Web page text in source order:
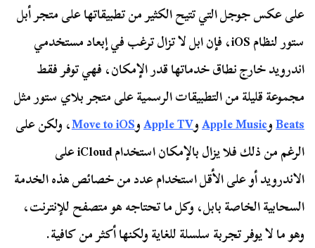
على عكس جوجل التي تتيح الكثير من تطبيقاتها على متجر أبل
ستور لنظام iOS، فإن ابل لا تزال ترغب في إبعاد مستخدمي
اندرويد خارج نطاق خدماتها قدر الإمكان، فهي توفر فقط
مجموعة قليلة من التطبيقات الرسمية على متجر بلاي ستور مثل
BeatsوApple MusicوApple TVوMove to iOS، ولكن على
الرغم من ذلك فلا يزال بالإمكان استخدام iCloud على
الاندرويد أو على الأقل استخدام عدد من خصائص هذه الخدمة
السحابية الخاصة بابل، وكل ما تحتاجه هو متصفح للإنترنت،
وهو ما لا يوفر تجربة سلسلة للغاية ولكنها أكثر من كافية.